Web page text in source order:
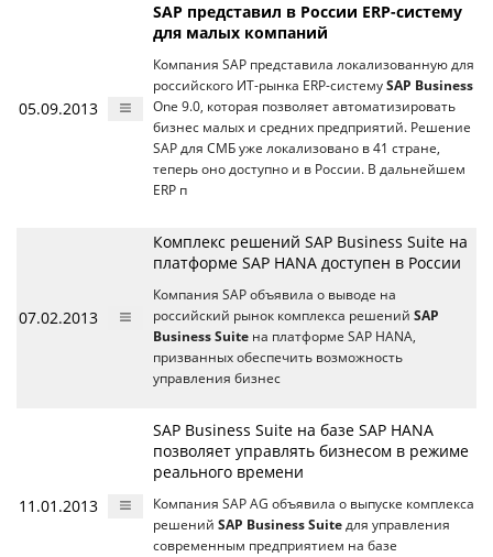
05.09.2013
SAP представил в России ERP-систему
для малых компаний
Компания SAP представила локализованную для
российского ИТ-рынка ERP-систему SAP Business
One 9.0, которая позволяет автоматизировать
бизнес малых и средних предприятий. Решение
SAP для СМБ уже локализовано в 41 стране,
теперь оно доступно и в России. В дальнейшем
ERP п
07.02.2013
Комплекс решений SAP Business Suite на
платформе SAP HANA доступен в России
Компания SAP объявила о выводе на
российский рынок комплекса решений SAP
Business Suite на платформе SAP HANA,
призванных обеспечить возможность
управления бизнес
11.01.2013
SAP Business Suite на базе SAP HANA
позволяет управлять бизнесом в режиме
реального времени
Компания SAP AG объявила о выпуске комплекса
решений SAP Business Suite для управления
современным предприятием на базе